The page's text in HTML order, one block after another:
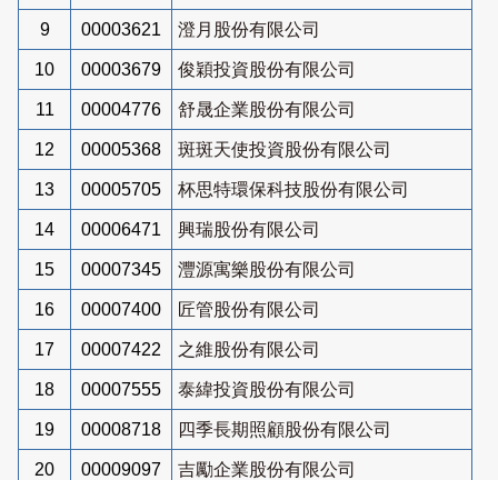
9 00003621 澄月股份有限公司
10 00003679 俊穎投資股份有限公司
11 00004776 舒晟企業股份有限公司
12 00005368 斑斑天使投資股份有限公司
13 00005705 杯思特環保科技股份有限公司
14 00006471 興瑞股份有限公司
15 00007345 灃源寓樂股份有限公司
16 00007400 匠管股份有限公司
17 00007422 之維股份有限公司
18 00007555 泰緯投資股份有限公司
19 00008718 四季長期照顧股份有限公司
20 00009097 吉勵企業股份有限公司